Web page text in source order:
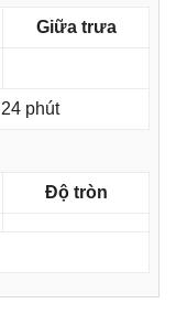
Giữa trưa
phút
Độ tròn